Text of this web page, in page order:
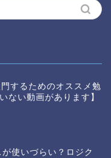
するためのオススメ勉
ない動画があります】
使いづらい？ロジク